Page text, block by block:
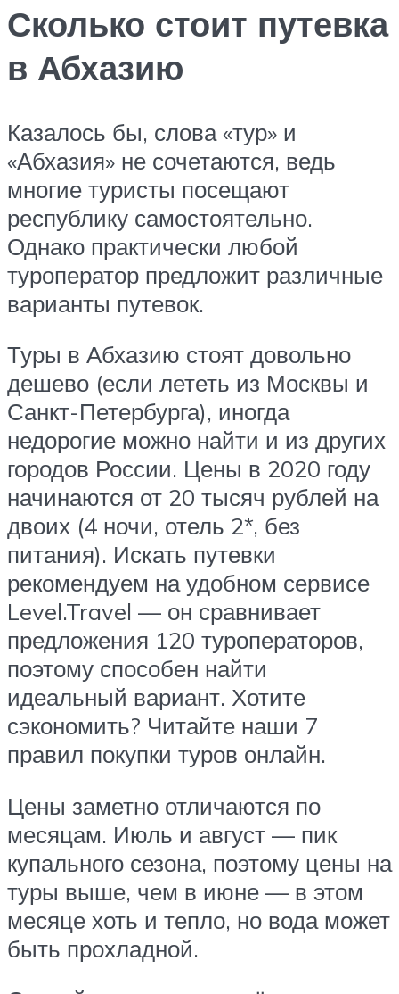
Сколько стоит путевка
в Абхазию
Казалось бы, слова «тур» и
«Абхазия» не сочетаются, ведь
многие туристы посещают
республику самостоятельно.
Однако практически любой
туроператор предложит различные
варианты путевок.
Туры в Абхазию стоят довольно
дешево (если лететь из Москвы и
Санкт-Петербурга), иногда
недорогие можно найти и из других
городов России. Цены в 2020 году
начинаются от 20 тысяч рублей на
двоих (4 ночи, отель 2*, без
питания). Искать путевки
рекомендуем на удобном сервисе
Level.Travel — он сравнивает
предложения 120 туроператоров,
поэтому способен найти
идеальный вариант. Хотите
сэкономить? Читайте наши 7
правил покупки туров онлайн.
Цены заметно отличаются по
месяцам. Июль и август — пик
купального сезона, поэтому цены на
туры выше, чем в июне — в этом
месяце хоть и тепло, но вода может
быть прохладной.